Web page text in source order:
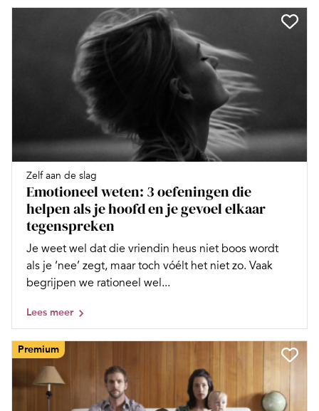
Zelf aan de slag
Emotioneel weten: 3 oefeningen die
helpen als je hoofd en je gevoel elkaar
tegenspreken
Je weet wel dat die vriendin heus niet boos wordt
als je ‘nee’ zegt, maar toch vóélt het niet zo. Vaak
begrijpen we rationeel wel...
Lees meer
Premium